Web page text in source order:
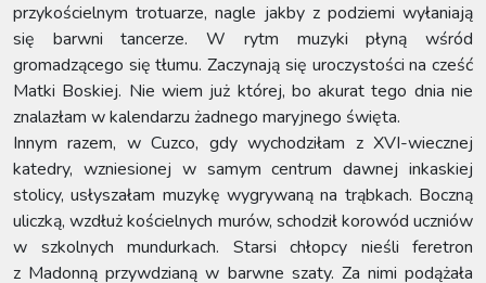
przykościelnym trotuarze, nagle jakby z podziemi wyłaniają
się barwni tancerze. W rytm muzyki płyną wśród
gromadzącego się tłumu. Zaczynają się uroczystości na cześć
Matki Boskiej. Nie wiem już której, bo akurat tego dnia nie
znalazłam w kalendarzu żadnego maryjnego święta.
Innym razem, w Cuzco, gdy wychodziłam z XVI-wiecznej
katedry, wzniesionej w samym centrum dawnej inkaskiej
stolicy, usłyszałam muzykę wygrywaną na trąbkach. Boczną
uliczką, wzdłuż kościelnych murów, schodził korowód uczniów
w szkolnych mundurkach. Starsi chłopcy nieśli feretron
z Madonną przywdzianą w barwne szaty. Za nimi podążała